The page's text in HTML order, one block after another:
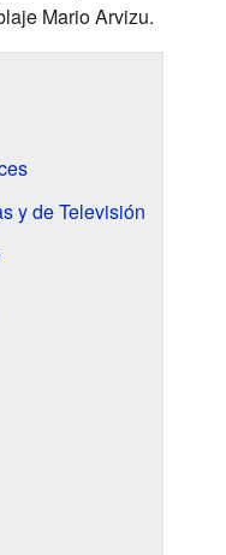
Mario Arvizu.
y de Televisión